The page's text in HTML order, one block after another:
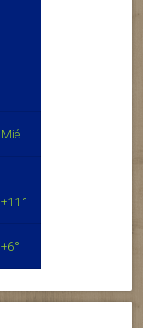
Mié
+11°
+6°